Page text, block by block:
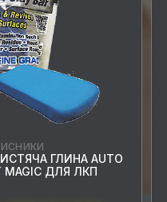
ГЛИНА AUTO
MAGIC ДЛЯ ЛКП